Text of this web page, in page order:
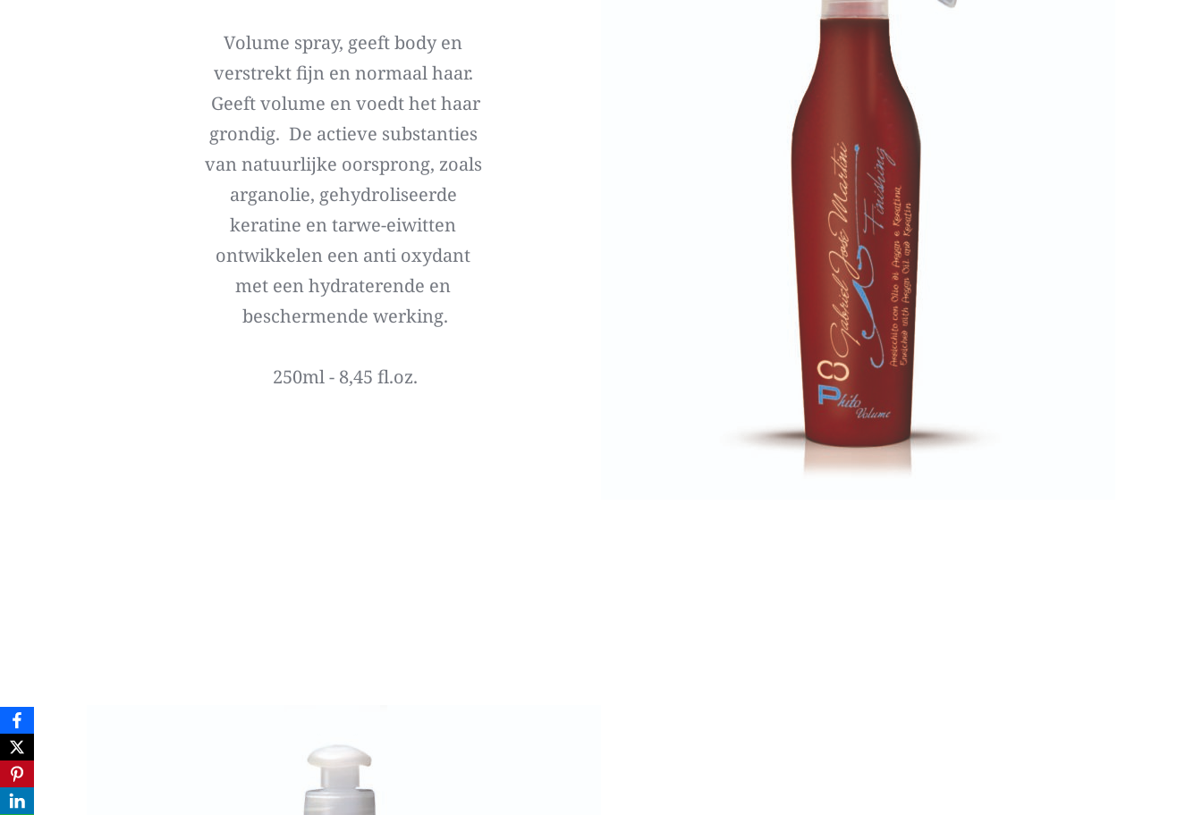
Volume spray, geeft body en
verstrekt fijn en normaal haar.
Geeft volume en voedt het haar
grondig.  De actieve substanties
van natuurlijke oorsprong, zoals
arganolie, gehydroliseerde
keratine en tarwe-eiwitten
ontwikkelen een anti oxydant
met een hydraterende en
beschermende werking.
250ml - 8,45 fl.oz.